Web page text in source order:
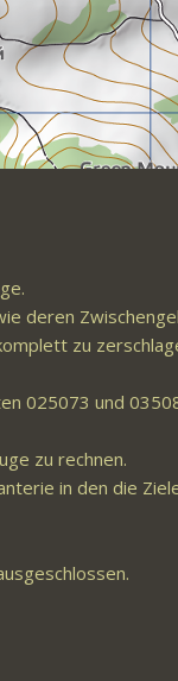
deren
zu
025073 und
zu rechnen.
in den die